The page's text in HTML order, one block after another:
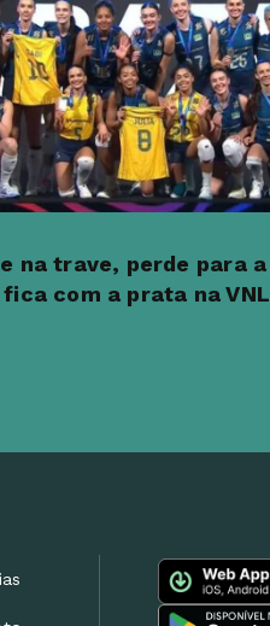
na trave, perde para a
com a prata na VNL